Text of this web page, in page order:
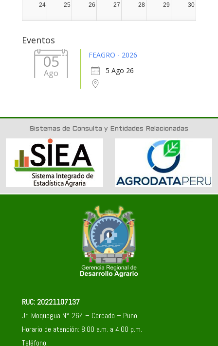
24 25 26 27 28 29 30
Eventos
05
Ago
FEAGRO - 2026
5 Ago 26
Sistemas de Consulta y Entidades Relacionadas
RUC: 20221107137
Jr. Moquegua N° 264 – Cercado – Puno
Horario de atención: 8:00 a.m. a 4:00 p.m.
Teléfono: